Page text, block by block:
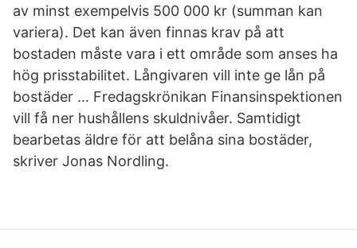
av minst exempelvis 500 000 kr (summan kan
variera). Det kan även finnas krav på att
bostaden måste vara i ett område som anses ha
hög prisstabilitet. Långivaren vill inte ge lån på
bostäder … Fredagskrönikan Finansinspektionen
vill få ner hushållens skuldnivåer. Samtidigt
bearbetas äldre för att belåna sina bostäder,
skriver Jonas Nordling.